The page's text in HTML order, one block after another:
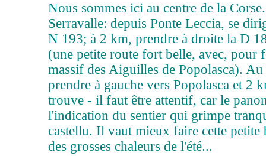
Nous sommes ici au centre de la
Serravalle: depuis Ponte Leccia, se
N 193; à 2 km, prendre à droite la D
(une petite route fort belle, avec, pour
massif des Aiguilles de Popolasca).
prendre à gauche vers Popolasca et 2
trouve - il faut être attentif, car le
l'indication du sentier qui grimpe
castellu. Il vaut mieux faire cette petite
des grosses chaleurs de l'été...